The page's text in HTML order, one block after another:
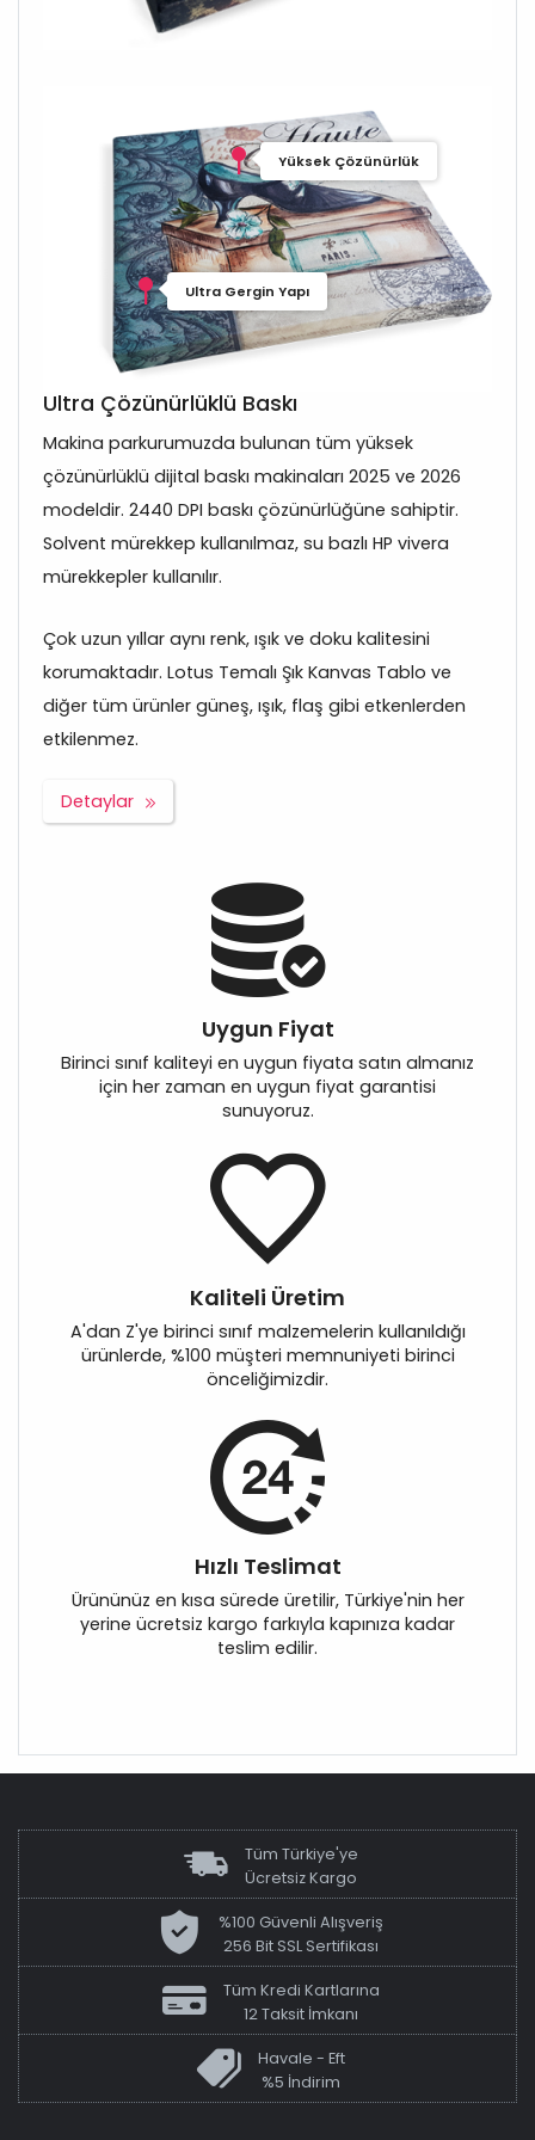
Yüksek Çözünürlük
Ultra Gergin Yapı
Ultra Çözünürlüklü Baskı
Makina parkurumuzda bulunan tüm yüksek
çözünürlüklü dijital baskı makinaları 2025 ve 2026
modeldir. 2440 DPI baskı çözünürlüğüne sahiptir.
Solvent mürekkep kullanılmaz, su bazlı HP vivera
mürekkepler kullanılır.
Çok uzun yıllar aynı renk, ışık ve doku kalitesini
korumaktadır. Lotus Temalı Şık Kanvas Tablo ve
diğer tüm ürünler güneş, ışık, flaş gibi etkenlerden
etkilenmez.
Detaylar
Uygun Fiyat
Birinci sınıf kaliteyi en uygun fiyata satın almanız
için her zaman en uygun fiyat garantisi
sunuyoruz.
Kaliteli Üretim
A'dan Z'ye birinci sınıf malzemelerin kullanıldığı
ürünlerde, %100 müşteri memnuniyeti birinci
önceliğimizdir.
Hızlı Teslimat
Ürününüz en kısa sürede üretilir, Türkiye'nin her
yerine ücretsiz kargo farkıyla kapınıza kadar
teslim edilir.
Tüm Türkiye'ye
Ücretsiz Kargo
%100 Güvenli Alışveriş
256 Bit SSL Sertifikası
Tüm Kredi Kartlarına
12 Taksit İmkanı
Havale - Eft
%5 İndirim